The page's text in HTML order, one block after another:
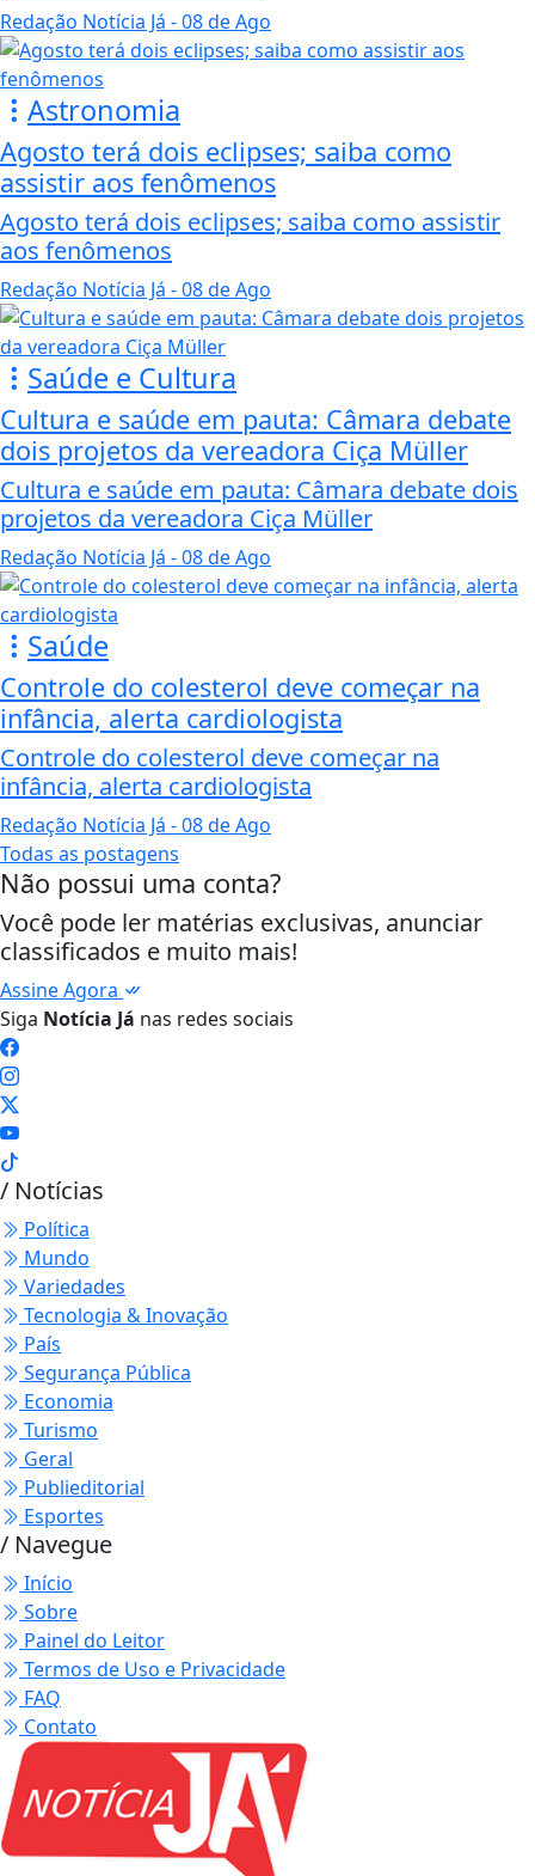
Redação Notícia Já - 08 de Ago
Astronomia
Agosto terá dois eclipses; saiba como
assistir aos fenômenos
Agosto terá dois eclipses; saiba como assistir
aos fenômenos
Redação Notícia Já - 08 de Ago
Saúde e Cultura
Cultura e saúde em pauta: Câmara debate
dois projetos da vereadora Ciça Müller
Cultura e saúde em pauta: Câmara debate dois
projetos da vereadora Ciça Müller
Redação Notícia Já - 08 de Ago
Saúde
Controle do colesterol deve começar na
infância, alerta cardiologista
Controle do colesterol deve começar na
infância, alerta cardiologista
Redação Notícia Já - 08 de Ago
Todas as postagens
Não possui uma conta?
Você pode ler matérias exclusivas, anunciar
classificados e muito mais!
Assine Agora
Siga Notícia Já nas redes sociais
/ Notícias
Política
Mundo
Variedades
Tecnologia & Inovação
País
Segurança Pública
Economia
Turismo
Geral
Publieditorial
Esportes
/ Navegue
Início
Sobre
Painel do Leitor
Termos de Uso e Privacidade
FAQ
Contato